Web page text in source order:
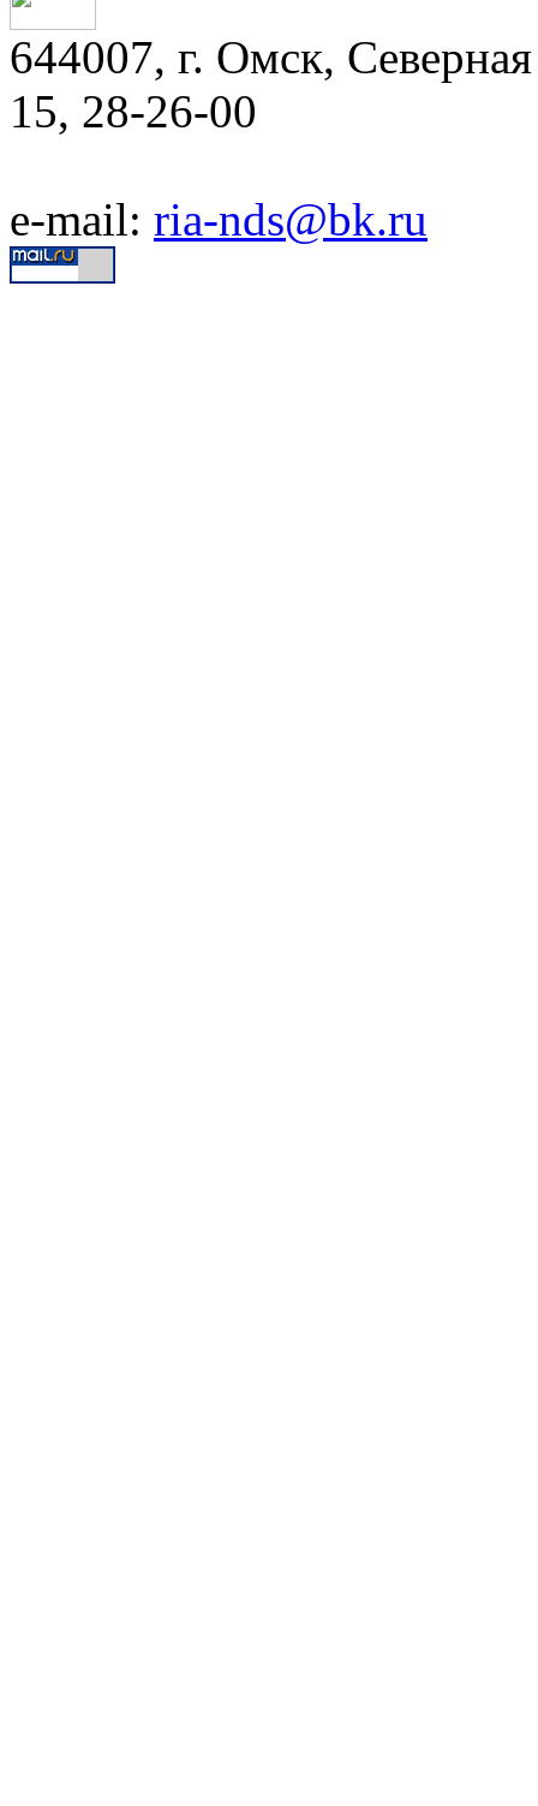
644007, г. Омск,
15, 28-26-00
e-mail: ria-nds@bk.ru